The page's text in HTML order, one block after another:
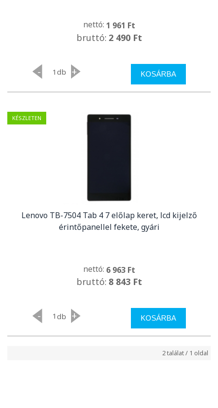
nettó: 1 961 Ft
bruttó: 2 490 Ft
- db + KOSÁRBA
KÉSZLETEN
Lenovo TB-7504 Tab 4 7 előlap keret, lcd kijelző
érintőpanellel fekete, gyári
nettó: 6 963 Ft
bruttó: 8 843 Ft
- db + KOSÁRBA
2 találat / 1 oldal